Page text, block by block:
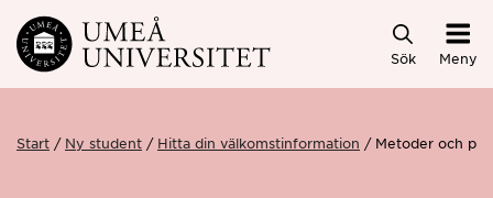
Hoppa direkt till innehållet
Sök Meny
Start Ny student Hitta din välkomstinformation Metoder och